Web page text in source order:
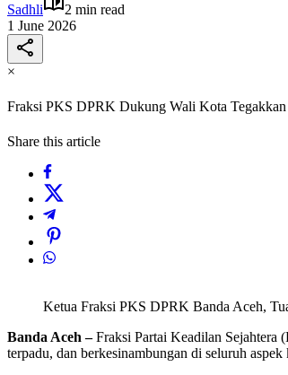
Sadhli
2 min read
1 June 2026
×
Fraksi PKS DPRK Dukung Wali Kota
Share this article
Ketua Fraksi PKS DPRK Banda Aceh,
Banda Aceh –Fraksi Partai Keadilan Sejahtera
terpadu, dan berkesinambungan di seluruh